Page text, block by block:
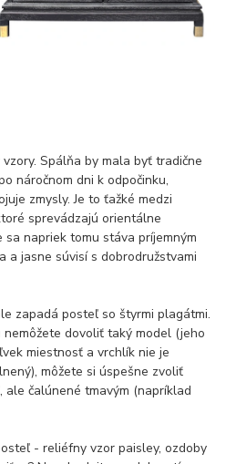
Spálňa by mala byť tradične
náročnom dni k odpočinku,
zmysly. Je to ťažké medzi
sprevádzajú orientálne
napriek tomu stáva príjemným
a jasne súvisí s dobrodružstvami
zapadá posteľ so štyrmi plagátmi.
dovoliť taký model (jeho
miestnosť a vrchlík nie je
môžete si úspešne zvoliť
čalúnené tmavým (napríklad
- reliéfny vzor paisley, ozdoby